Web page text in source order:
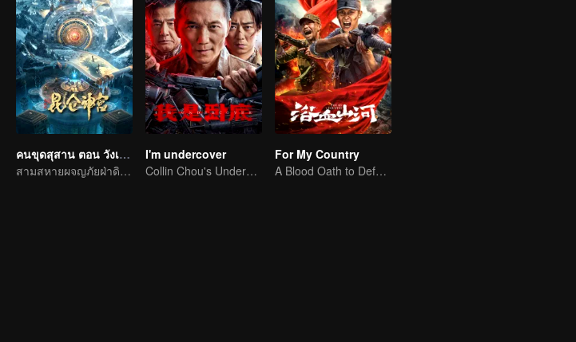
คนขุดสุสาน ตอน วังเทพคุนหลุน
สามสหายผจญภัยฝ่าดินแดนลึกลับคุนหลุน
I'm undercover
Collin Chou's Undercover War
For My Country
A Blood Oath to Defend the Homeland